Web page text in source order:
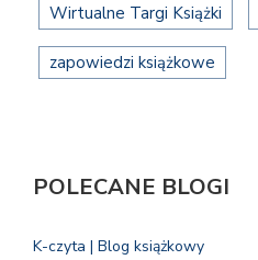
Wirtualne Targi Książki
zapowiedzi książkowe
POLECANE BLOGI
K-czyta | Blog książkowy